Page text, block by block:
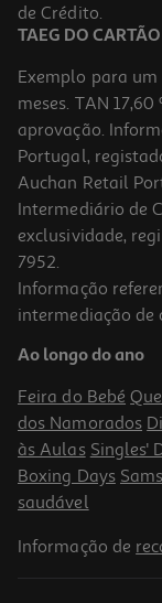
de Crédito.
TAEG DO
Exemplo para
meses. TAN
aprovação.
Portugal,
Auchan Retail
Intermediário de
exclusividade,
7952.
Informação
intermediação de
Ao longo do ano
Feira do Bebé
dos Namorados
às Aulas Singles'
Boxing Days
saudável
Informação de